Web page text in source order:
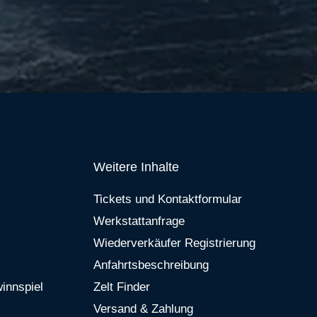
Weitere Inhalte
Tickets und Kontaktformular
Werkstattanfrage
Wiederverkäufer Registrierung
Anfahrtsbeschreibung
Zelt Finder
Versand & Zahlung